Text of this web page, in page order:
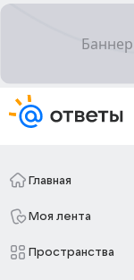
Главная
Моя лента
Пространства